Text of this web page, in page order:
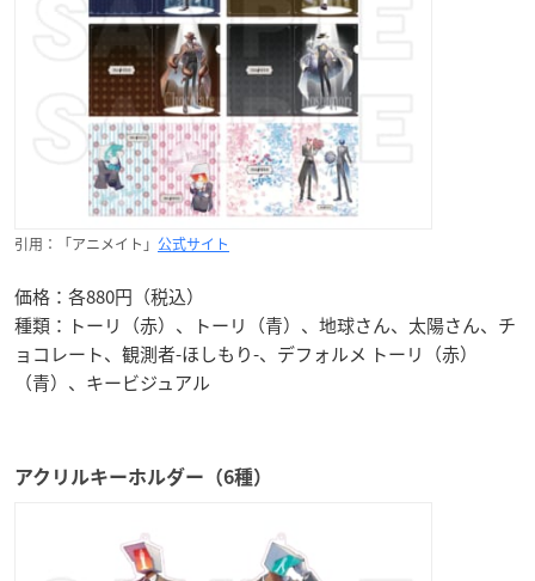
引用：「アニメイト」 公式サイト
価格：各880円（税込）
種類：トーリ（赤）、トーリ（青）、地球さん、太陽さん、チ
ョコレート、観測者-ほしもり-、デフォルメ トーリ（赤）
（青）、キービジュアル
アクリルキーホルダー（6種）